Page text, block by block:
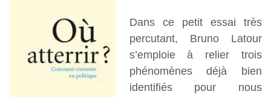
Dans ce petit essai très
percutant, Bruno Latour
s’emploie à relier trois
phénomènes déjà bien
identifiés pour nous